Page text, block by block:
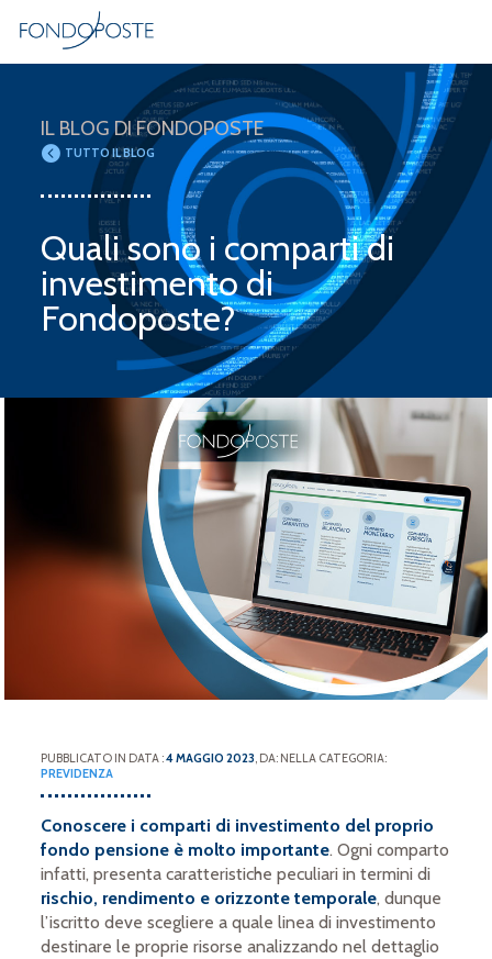
contenuto
principale
IL BLOG DI FONDOPOSTE
TUTTO IL BLOG
Quali sono i comparti di
investimento di
Fondoposte?
PUBBLICATO IN DATA :4 MAGGIO 2023, DA: NELLA CATEGORIA:
PREVIDENZA
Conoscere i comparti di investimento del proprio
fondo pensione è molto importante. Ogni comparto
infatti, presenta caratteristiche peculiari in termini di
rischio, rendimento e orizzonte temporale, dunque
l’iscritto deve scegliere a quale linea di investimento
destinare le proprie risorse analizzando nel dettaglio